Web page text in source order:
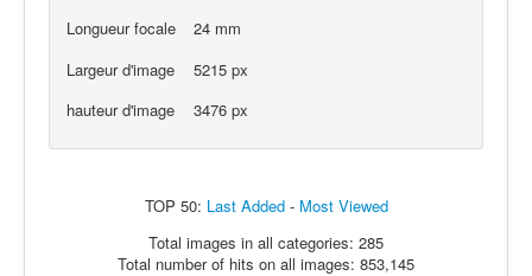
Longueur focale
24 mm
Largeur d'image
5215 px
hauteur d'image
3476 px
TOP 50: Last Added- Most Viewed
Total images in all categories: 285
Total number of hits on all images: 853,145